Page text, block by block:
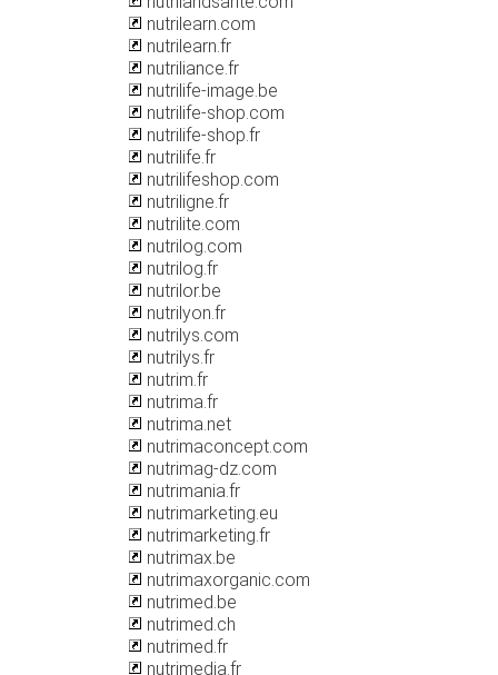
nutrilearn.com
nutrilearn.fr
nutriliance.fr
nutrilife-image.be
nutrilife-shop.com
nutrilife-shop.fr
nutrilife.fr
nutrilifeshop.com
nutriligne.fr
nutrilite.com
nutrilog.com
nutrilog.fr
nutrilor.be
nutrilyon.fr
nutrilys.com
nutrilys.fr
nutrim.fr
nutrima.fr
nutrima.net
nutrimaconcept.com
nutrimag-dz.com
nutrimania.fr
nutrimarketing.eu
nutrimarketing.fr
nutrimax.be
nutrimaxorganic.com
nutrimed.be
nutrimed.ch
nutrimed.fr
nutrimedia.fr